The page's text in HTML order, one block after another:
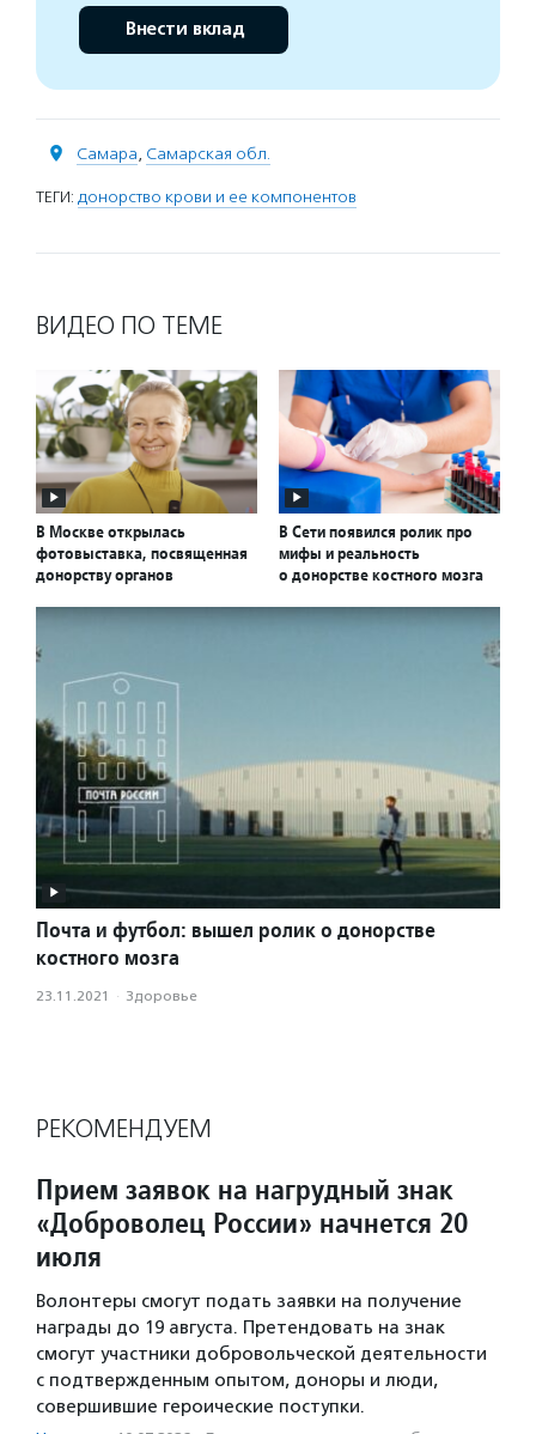
Внести вклад
Самара, Самарская обл.
ТЕГИ: донорство крови и ее компонентов
ВИДЕО ПО ТЕМЕ
В Москве открылась
фотовыставка, посвященная
донорству органов
В Сети появился ролик про
мифы и реальность
о донорстве костного мозга
Почта и футбол: вышел ролик о донорстве
костного мозга
23.11.2021 · Здоровье
РЕКОМЕНДУЕМ
Прием заявок на нагрудный знак
«Доброволец России» начнется 20
июля
Волонтеры смогут подать заявки на получение
награды до 19 августа. Претендовать на знак
смогут участники добровольческой деятельности
с подтвержденным опытом, доноры и люди,
совершившие героические поступки.